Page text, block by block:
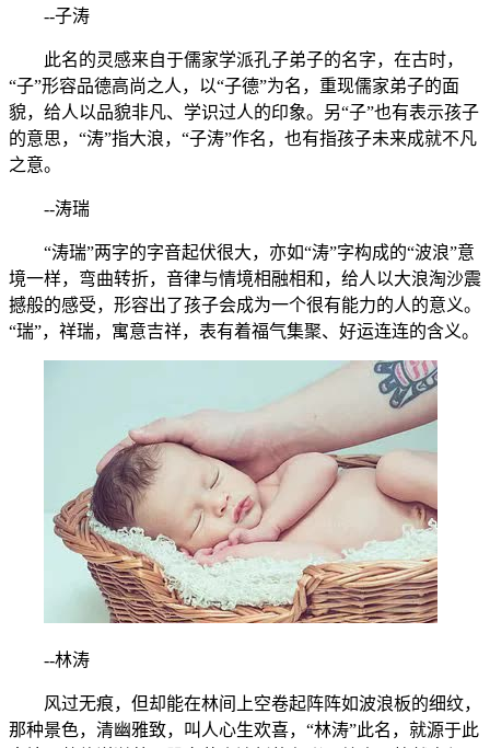
--子涛
此名的灵感来自于儒家学派孔子弟子的名字，在古时，
“子”形容品德高尚之人，以“子德”为名，重现儒家弟子的面
貌，给人以品貌非凡、学识过人的印象。另“子”也有表示孩子
的意思，“涛”指大浪，“子涛”作名，也有指孩子未来成就不凡
之意。
--涛瑞
“涛瑞”两字的字音起伏很大，亦如“涛”字构成的“波浪”意
境一样，弯曲转折，音律与情境相融相和，给人以大浪淘沙震
撼般的感受，形容出了孩子会成为一个很有能力的人的意义。
“瑞”，祥瑞，寓意吉祥，表有着福气集聚、好运连连的含义。
--林涛
风过无痕，但却能在林间上空卷起阵阵如波浪板的细纹，
那种景色，清幽雅致，叫人心生欢喜，“林涛”此名，就源于此